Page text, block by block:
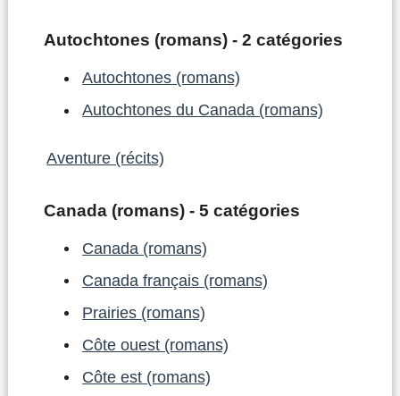
Autochtones (romans) - 2 catégories
Autochtones (romans)
Autochtones du Canada (romans)
Aventure (récits)
Canada (romans) - 5 catégories
Canada (romans)
Canada français (romans)
Prairies (romans)
Côte ouest (romans)
Côte est (romans)